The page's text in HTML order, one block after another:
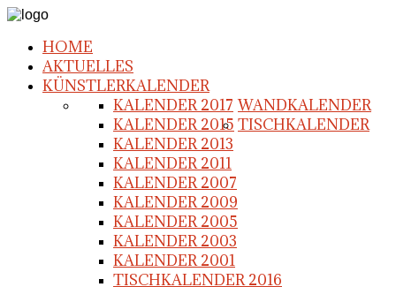
HOME
AKTUELLES
KÜNSTLERKALENDER
WANDKALENDER
KALENDER 2017
KALENDER 2015
KALENDER 2013
KALENDER 2011
KALENDER 2007
KALENDER 2009
KALENDER 2005
KALENDER 2003
KALENDER 2001
TISCHKALENDER
TISCHKALENDER 2016